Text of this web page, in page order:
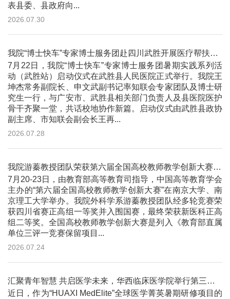
表县委、县政府向...
2026.07.30
我院“博士快车”专家博士服务团赴四川武胜开展医疗帮扶活动
7月22日，我院“博士快车”专家博士服务团暑期实践系列活
动（武胜站）启动仪式在武胜县人民医院正式举行。我院王
坤杰常务副院长、申文武副书记率知联会专家团队及博士研
究生一行，与广安市、武胜县相关部门负责人及县医院医护
骨干齐聚一堂，共话校地协作新篇。启动仪式由武胜县政协
副主席、市知联会副会长王再...
2026.07.28
我院游蓁教授团队荣获第六届全国高校教师教学创新大赛二等奖
7月20-23日，由教育部高等教育司指导，中国高等教育学会
主办的“第六届全国高校教师教学创新大赛”在南京大学、南
京理工大学举办。我院外科学系游蓁教授团队经多轮竞赛荣
获四川省赛正高组一等奖并入围国赛，最终荣获新医科正高
组二等奖。全国高校教师教学创新大赛是列入《教育部直属
单位三评一竞赛保留项目...
2026.07.24
汇聚青年智慧 共启医学未来，华西临床医学院举行第三届医学生模拟国际学术会议
近日，作为“HUAXI MedElite”全球医学菁英暑期研修项目的